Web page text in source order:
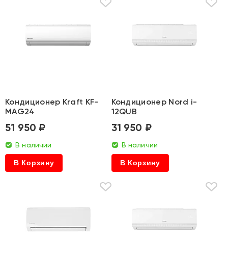
Кондиционер Kraft KF-
MAG24
51 950 ₽
В наличии
В Корзину
Кондиционер Nord i-
12QUB
31 950 ₽
В наличии
В Корзину